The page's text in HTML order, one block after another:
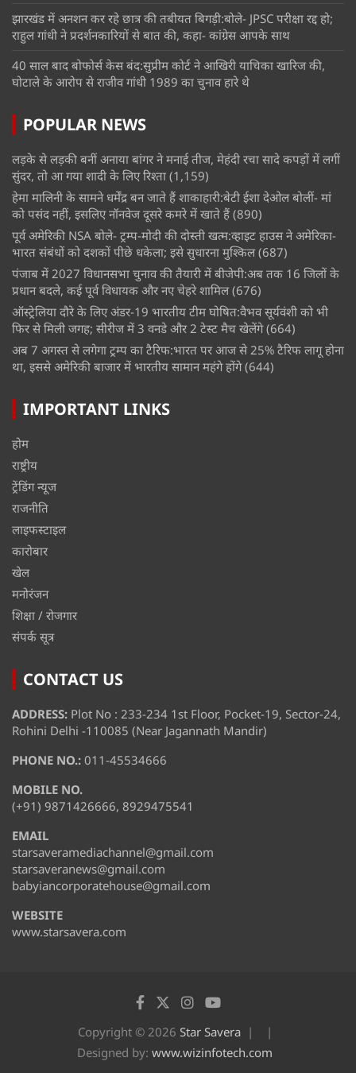
झारखंड में अनशन कर रहे छात्र की तबीयत बिगड़ी:बोले- JPSC परीक्षा रद्द हो;
राहुल गांधी ने प्रदर्शनकारियों से बात की, कहा- कांग्रेस आपके साथ
40 साल बाद बोफोर्स केस बंद:सुप्रीम कोर्ट ने आखिरी याचिका खारिज की,
घोटाले के आरोप से राजीव गांधी 1989 का चुनाव हारे थे
POPULAR NEWS
लड़के से लड़की बनीं अनाया बांगर ने मनाई तीज, मेहंदी रचा सादे कपड़ों में लगीं
सुंदर, तो आ गया शादी के लिए रिश्ता (1,159)
हेमा मालिनी के सामने धर्मेंद्र बन जाते हैं शाकाहारी:बेटी ईशा देओल बोलीं- मां
को पसंद नहीं, इसलिए नॉनवेज दूसरे कमरे में खाते हैं (890)
पूर्व अमेरिकी NSA बोले- ट्रम्प-मोदी की दोस्ती खत्म:व्हाइट हाउस ने अमेरिका-
भारत संबंधों को दशकों पीछे धकेला; इसे सुधारना मुश्किल (687)
पंजाब में 2027 विधानसभा चुनाव की तैयारी में बीजेपी:अब तक 16 जिलों के
प्रधान बदले, कई पूर्व विधायक और नए चेहरे शामिल (676)
ऑस्ट्रेलिया दौरे के लिए अंडर-19 भारतीय टीम घोषित:वैभव सूर्यवंशी को भी
फिर से मिली जगह; सीरीज में 3 वनडे और 2 टेस्ट मैच खेलेंगे (664)
अब 7 अगस्त से लगेगा ट्रम्प का टैरिफ:भारत पर आज से 25% टैरिफ लागू होना
था, इससे अमेरिकी बाजार में भारतीय सामान महंगे होंगे (644)
IMPORTANT LINKS
होम
राष्ट्रीय
ट्रेंडिंग न्यूज
राजनीति
लाइफस्टाइल
कारोबार
खेल
मनोरंजन
शिक्षा / रोजगार
संपर्क सूत्र
CONTACT US
ADDRESS: Plot No : 233-234 1st Floor, Pocket-19, Sector-24,
Rohini Delhi -110085 (Near Jagannath Mandir)
PHONE NO.: 011-45534666
MOBILE NO.
(+91) 9871426666, 8929475541
EMAIL
starsaveramediachannel@gmail.com
starsaveranews@gmail.com
babyiancorporatehouse@gmail.com
WEBSITE
www.starsavera.com
Copyright © 2026 Star Savera
Designed by: www.wizinfotech.com